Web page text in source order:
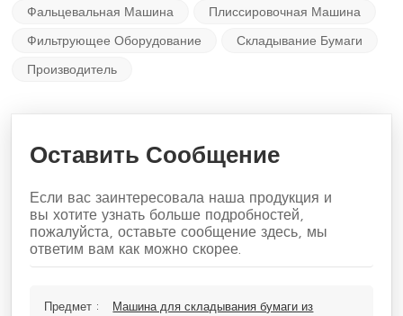
Фальцевальная Машина
Плиссировочная Машина
Фильтрующее Оборудование
Складывание Бумаги
Производитель
Оставить Сообщение
Если вас заинтересовала наша продукция и
вы хотите узнать больше подробностей,
пожалуйста, оставьте сообщение здесь, мы
ответим вам как можно скорее.
Предмет : Машина для складывания бумаги из